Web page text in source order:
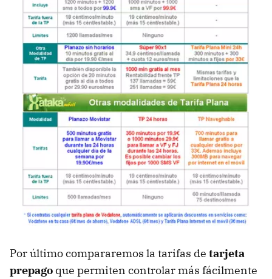
Por último compararemos la tarifas de tarjeta
prepago que permiten controlar más fácilmente